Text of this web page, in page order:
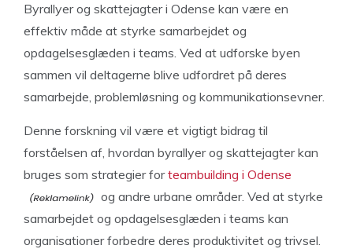
Byrallyer og skattejagter i Odense kan være en
effektiv måde at styrke samarbejdet og
opdagelsesglæden i teams. Ved at udforske byen
sammen vil deltagerne blive udfordret på deres
samarbejde, problemløsning og kommunikationsevner.
Denne forskning vil være et vigtigt bidrag til
forståelsen af, hvordan byrallyer og skattejagter kan
bruges som strategier forteambuilding i Odense
og andre urbane områder. Ved at styrke
samarbejdet og opdagelsesglæden i teams kan
organisationer forbedre deres produktivitet og trivsel.